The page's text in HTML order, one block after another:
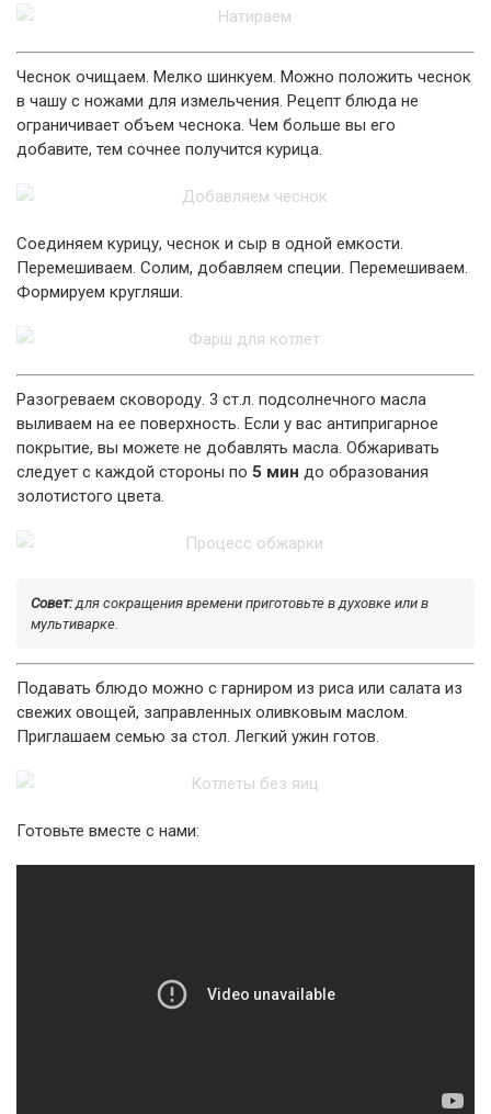
Чеснок очищаем. Мелко шинкуем. Можно положить чеснок
в чашу с ножами для измельчения. Рецепт блюда не
ограничивает объем чеснока. Чем больше вы его
добавите, тем сочнее получится курица.
Соединяем курицу, чеснок и сыр в одной емкости.
Перемешиваем. Солим, добавляем специи. Перемешиваем.
Формируем кругляши.
Разогреваем сковороду. 3 ст.л. подсолнечного масла
выливаем на ее поверхность. Если у вас антипригарное
покрытие, вы можете не добавлять масла. Обжаривать
следует с каждой стороны по 5 мин до образования
золотистого цвета.
Совет:для сокращения времени приготовьте в духовке или в
мультиварке.
Подавать блюдо можно с гарниром из риса или салата из
свежих овощей, заправленных оливковым маслом.
Приглашаем семью за стол. Легкий ужин готов.
Готовьте вместе с нами: